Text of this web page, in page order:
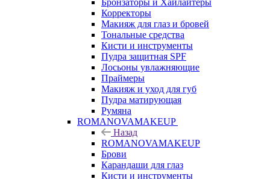
Бронзаторы и Хайлайтеры
Корректоры
Макияж для глаз и бровей
Тональные средства
Кисти и инструменты
Пудра защитная SPF
Лосьоны увлажняющие
Праймеры
Макияж и уход для губ
Пудра матирующая
Румяна
ROMANOVAMAKEUP
Назад
ROMANOVAMAKEUP
Брови
Карандаши для глаз
Кисти и инструменты